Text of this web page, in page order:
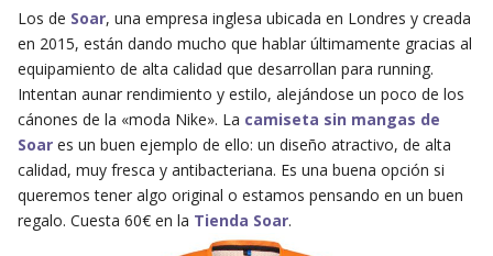
Los de Soar, una empresa inglesa ubicada en Londres y creada
en 2015, están dando mucho que hablar últimamente gracias al
equipamiento de alta calidad que desarrollan para running.
Intentan aunar rendimiento y estilo, alejándose un poco de los
cánones de la «moda Nike». La camiseta sin mangas de
Soares un buen ejemplo de ello: un diseño atractivo, de alta
calidad, muy fresca y antibacteriana. Es una buena opción si
queremos tener algo original o estamos pensando en un buen
regalo. Cuesta 60€ en la Tienda Soar.